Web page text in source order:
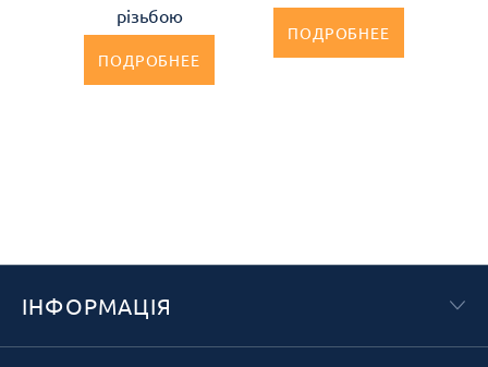
різьбою
ПОДРОБНЕЕ
ПОДРОБНЕЕ
ІНФОРМАЦІЯ